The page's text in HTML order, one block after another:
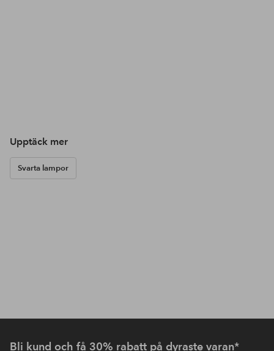
Upptäck mer
Svarta lampor
Bli kund och få 30% rabatt på dyraste varan*